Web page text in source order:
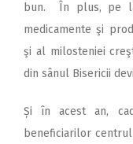
bun. În plus, pe
medicamente şi
şi al milosteniei
din sânul Bisericii
Și în acest an,
beneficiarilor